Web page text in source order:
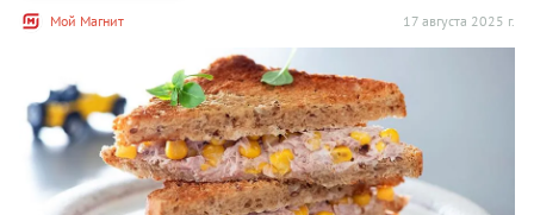
Мой Магнит 17 августа 2025 г.